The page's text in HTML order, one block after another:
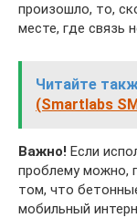
произошло, то,
месте, где связь
Читайте
(Smartlabs
Важно! Если
проблему можно,
том, что
мобильный